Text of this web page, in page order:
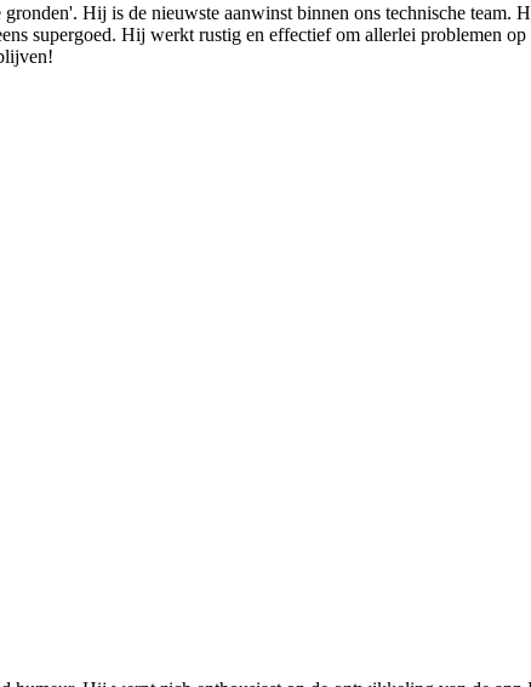
Hij is de nieuwste aanwinst binnen ons technische
supergoed. Hij werkt rustig en effectief om allerlei problemen